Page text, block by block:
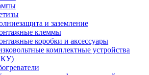
и заземление
клеммы
коробки и аксессуары
комплектные устройства